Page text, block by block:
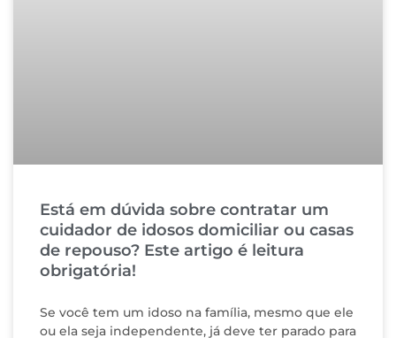
Está em dúvida sobre contratar um
cuidador de idosos domiciliar ou casas
de repouso? Este artigo é leitura
obrigatória!
Se você tem um idoso na família, mesmo que ele
ou ela seja independente, já deve ter parado para